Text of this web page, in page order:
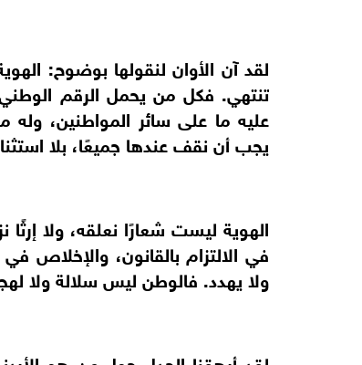
لقد آن الأوان لنقولها بوضوح:
تنتهي. فكل من يحمل الرقم الوطني
عليه ما على سائر المواطنين،
يجب أن نقف عندها جميعًا، بلا
الهوية ليست شعارًا نعلقه، ولا
في الالتزام بالقانون، والإخلاص
ولا يهدد. فالوطن ليس سلالة ولا